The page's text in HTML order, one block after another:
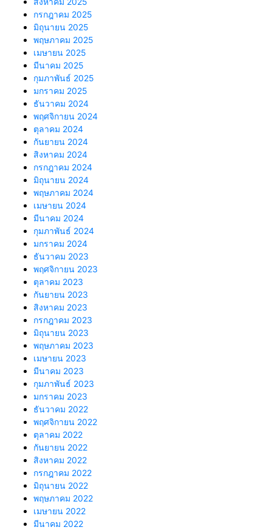
กรกฎาคม 2025
มิถุนายน 2025
พฤษภาคม 2025
เมษายน 2025
มีนาคม 2025
กุมภาพันธ์ 2025
มกราคม 2025
ธันวาคม 2024
พฤศจิกายน 2024
ตุลาคม 2024
กันยายน 2024
สิงหาคม 2024
กรกฎาคม 2024
มิถุนายน 2024
พฤษภาคม 2024
เมษายน 2024
มีนาคม 2024
กุมภาพันธ์ 2024
มกราคม 2024
ธันวาคม 2023
พฤศจิกายน 2023
ตุลาคม 2023
กันยายน 2023
สิงหาคม 2023
กรกฎาคม 2023
มิถุนายน 2023
พฤษภาคม 2023
เมษายน 2023
มีนาคม 2023
กุมภาพันธ์ 2023
มกราคม 2023
ธันวาคม 2022
พฤศจิกายน 2022
ตุลาคม 2022
กันยายน 2022
สิงหาคม 2022
กรกฎาคม 2022
มิถุนายน 2022
พฤษภาคม 2022
เมษายน 2022
มีนาคม 2022